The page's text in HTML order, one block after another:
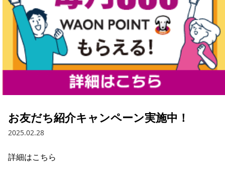
お友だち紹介キャンペーン実施中！
2025.02.28
詳細はこちら